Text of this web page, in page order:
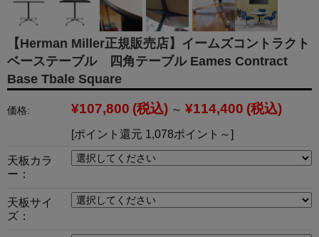
【Herman Miller正規販売店】イームズコントラクト
ベーステーブル 四角テーブル Eames Contract
Base Tbale Square
価格: ¥107,800 (税込) ～ ¥114,400 (税込)
[ポイント還元 1,078ポイント～]
天板カラ
ー：
天板サイ
ズ：